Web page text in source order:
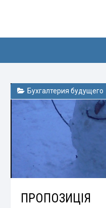
Бухгалтерия будущего
ПРОПОЗИЦІЯ